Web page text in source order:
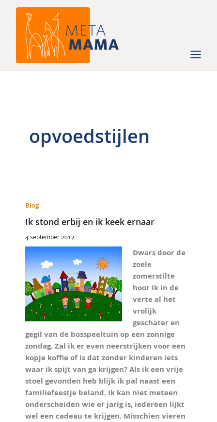
opvoedstijlen
Blog
Ik stond erbij en ik keek ernaar
4 september 2012
Dwars door de
zoele
zomerstilte
hoor ik in de
verte al het
vrolijk
geschater en
gegil van de bosspeeltuin op een zonnige
zondag. Zal ik er even neerstrijken voor een
kopje koffie of is dat zonder kinderen iets
waar ik spijt van ga krijgen? Als ik een vrije
stoel gevonden heb blijk ik pal naast een
familiefeestje beland. Ik kan niet meteen
onderscheiden wie er jarig is, iedereen lijkt
wel een cadeau te krijgen. Misschien vieren